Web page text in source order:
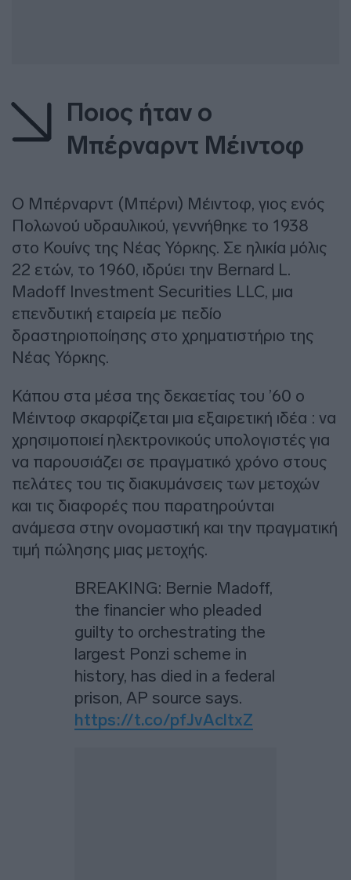
Ποιος ήταν ο
Μπέρναρντ Μέιντοφ
Ο Μπέρναρντ (Μπέρνι) Μέιντοφ, γιος ενός
Πολωνού υδραυλικού, γεννήθηκε το 1938
στο Κουίνς της Νέας Υόρκης. Σε ηλικία μόλις
22 ετών, το 1960, ιδρύει την Bernard L.
Madoff Investment Securities LLC, μια
επενδυτική εταιρεία με πεδίο
δραστηριοποίησης στο χρηματιστήριο της
Νέας Υόρκης.
Κάπου στα μέσα της δεκαετίας του ’60 ο
Μέιντοφ σκαρφίζεται μια εξαιρετική ιδέα : να
χρησιμοποιεί ηλεκτρονικούς υπολογιστές για
να παρουσιάζει σε πραγματικό χρόνο στους
πελάτες του τις διακυμάνσεις των μετοχών
και τις διαφορές που παρατηρούνται
ανάμεσα στην ονομαστική και την πραγματική
τιμή πώλησης μιας μετοχής.
BREAKING: Bernie Madoff,
the financier who pleaded
guilty to orchestrating the
largest Ponzi scheme in
history, has died in a federal
prison, AP source says.
https://t.co/pfJvAcltxZ